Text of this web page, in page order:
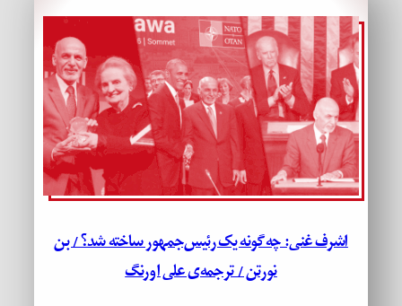
اشرف غنی: چه‌گونه یک رئیس‌جمهور ساخته شد؟ / بن
نورتن / ترجمه‌ی علی اورنگ